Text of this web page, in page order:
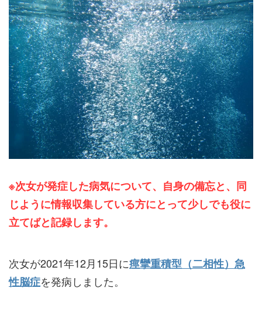
※次女が発症した病気について、自身の備忘と、同
じように情報収集している方にとって少しでも役に
立てばと記録します。
次女が2021年12月15日に痙攣重積型（二相性）急
性脳症を発病しました。